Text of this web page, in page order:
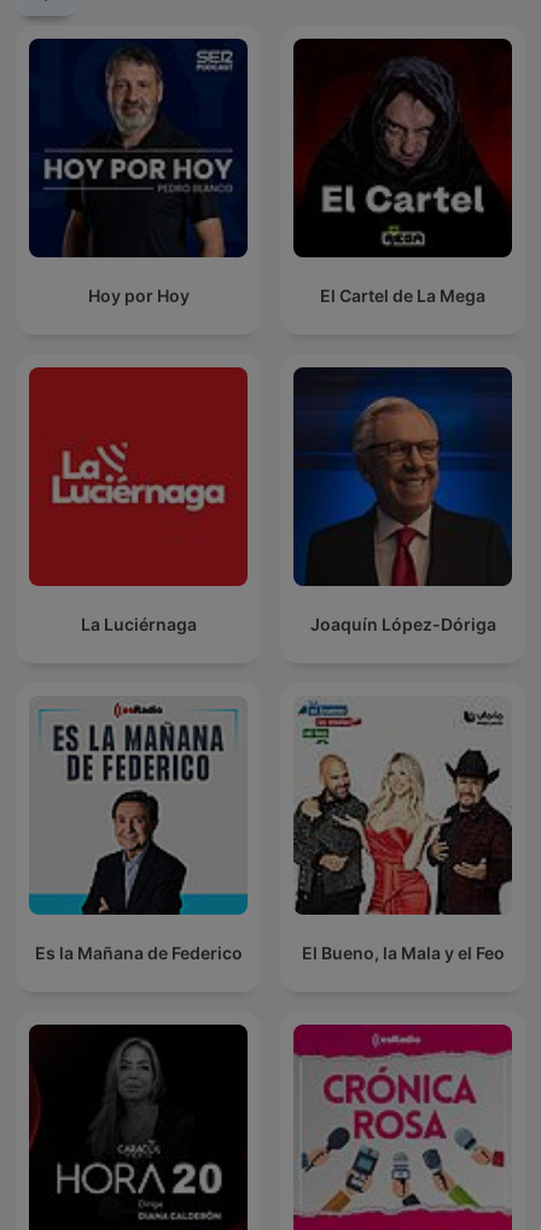
Hoy por Hoy El Cartel de La Mega
La Luciérnaga Joaquín López-Dóriga
Es la Mañana de Federico El Bueno, la Mala y el Feo